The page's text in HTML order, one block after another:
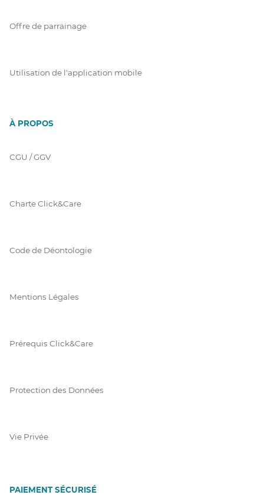
Offre de parrainage
Utilisation de l'application mobile
À PROPOS
CGU / GGV
Charte Click&Care
Code de Déontologie
Mentions Légales
Prérequis Click&Care
Protection des Données
Vie Privée
PAIEMENT SÉCURISÉ